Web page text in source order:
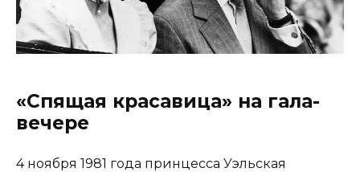
«Спящая красавица» на гала-
вечере
4 ноября 1981 года принцесса Уэльская